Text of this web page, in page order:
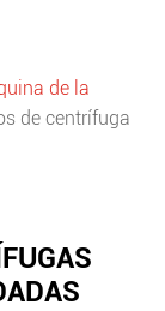
de la
de centrífuga